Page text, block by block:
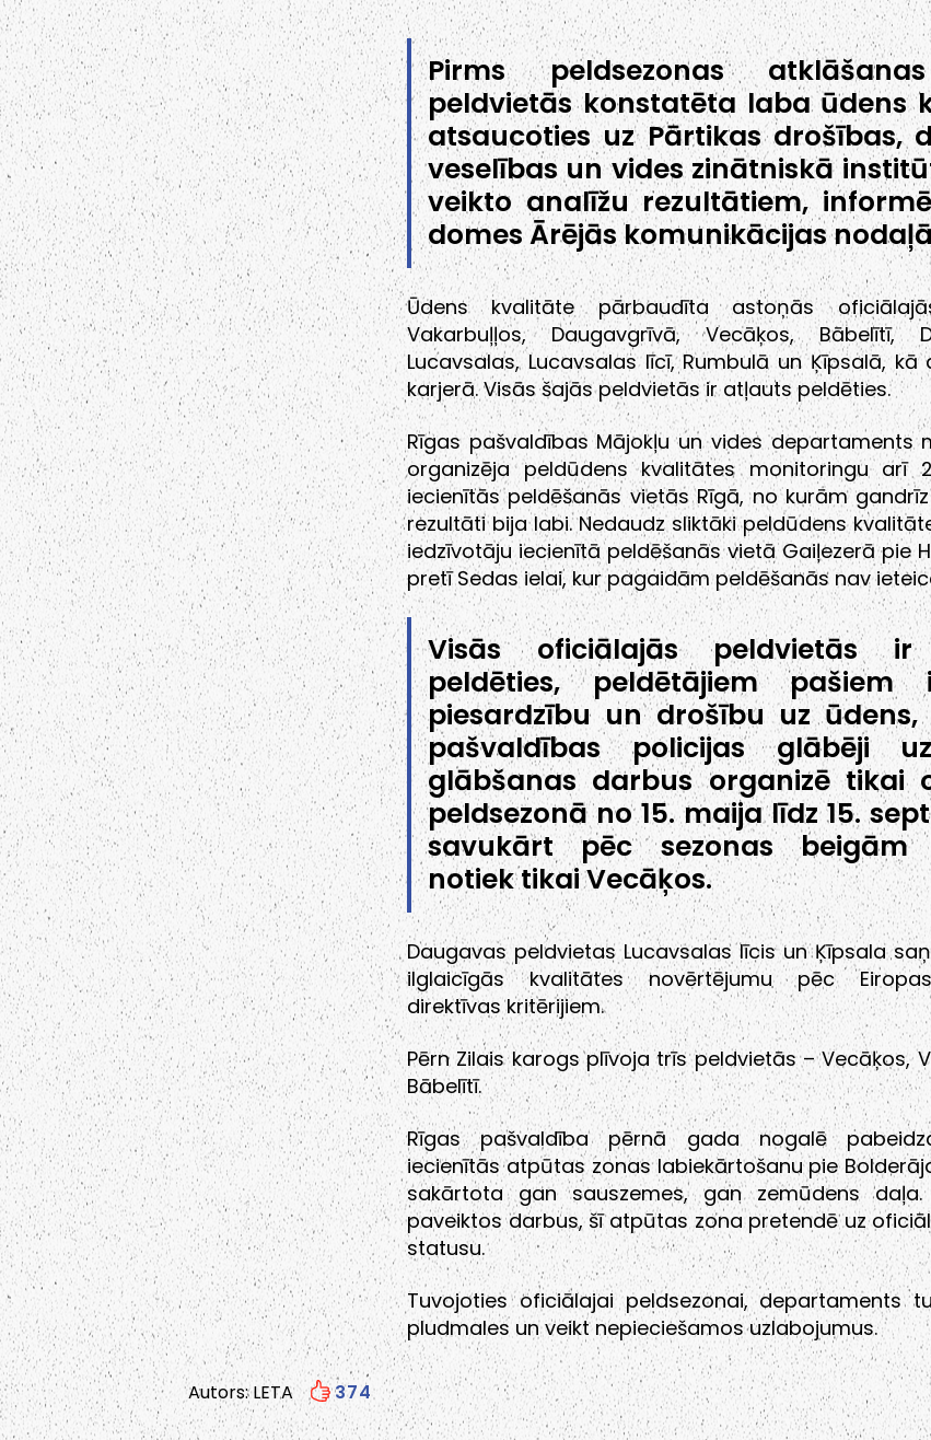
Pirms peldsezonas
peldvietās konstatēta laba ūdens
atsaucoties uz Pārtikas drošības,
veselības un vides zinātniskā
veikto analīžu rezultātiem,
domes Ārējās komunikācijas
Ūdens kvalitāte pārbaudīta astoņās
Vakarbuļļos, Daugavgrīvā, Vecāķos, Bābelītī,
Lucavsalas, Lucavsalas līcī, Rumbulā un Ķīpsalā, kā
karjerā. Visās šajās peldvietās ir atļauts peldēties.
Rīgas pašvaldības Mājokļu un vides departaments
organizēja peldūdens kvalitātes monitoringu arī
iecienītās peldēšanās vietās Rīgā, no kurām
rezultāti bija labi. Nedaudz sliktāki peldūdens
iedzīvotāju iecienītā peldēšanās vietā Gaiļezerā pie
pretī Sedas ielai, kur pagaidām peldēšanās nav
Visās oficiālajās peldvietās ir
peldēties, peldētājiem pašiem
piesardzību un drošību uz ūdens,
pašvaldības policijas glābēji
glābšanas darbus organizē tikai
peldsezonā no 15. maija līdz 15.
savukārt pēc sezonas beigām
notiek tikai Vecāķos.
Daugavas peldvietas Lucavsalas līcis un Ķīpsala
ilglaicīgās kvalitātes novērtējumu pēc
direktīvas kritērijiem.
Pērn Zilais karogs plīvoja trīs peldvietās – Vecāķos,
Bābelītī.
Rīgas pašvaldība pērnā gada nogalē
iecienītās atpūtas zonas labiekārtošanu pie
sakārtota gan sauszemes, gan zemūdens
paveiktos darbus, šī atpūtas zona pretendē uz
statusu.
Tuvojoties oficiālajai peldsezonai, departaments
pludmales un veikt nepieciešamos uzlabojumus.
Autors: LETA 374